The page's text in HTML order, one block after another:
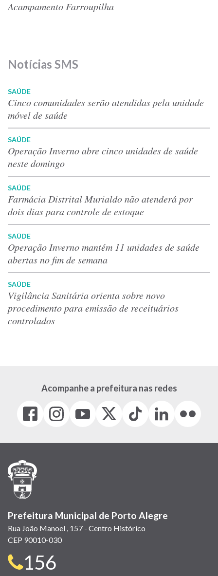
Acampamento Farroupilha
Notícias SMS
SAÚDE
Cinco comunidades serão atendidas pela unidade
móvel de saúde
SAÚDE
Operação Inverno abre cinco unidades de saúde
neste domingo
SAÚDE
Farmácia Distrital Murialdo não atenderá por
dois dias para controle de estoque
SAÚDE
Operação Inverno mantém 11 unidades de saúde
abertas no fim de semana
SAÚDE
Vigilância Sanitária orienta sobre novo
procedimento para emissão de receituários
controlados
Acompanhe a prefeitura nas redes
Facebook
(link
em
janela)
Instagram
(link
em
(link
em
(Antigo
(link
Tiktok
(link
em
LinkedIn
(link
em
(link
em
Prefeitura Municipal de Porto Alegre
Rua João Manoel , 157 - Centro Histórico
CEP 90010-030
Telefone
156